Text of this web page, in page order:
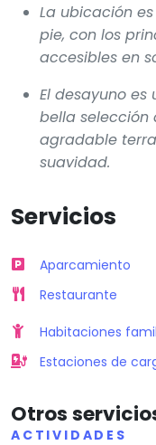
La ubicación
pie, con los
accesibles en
El desayuno
bella selección
agradable
suavidad.
Servicios
Aparcamiento
Restaurante
Habitaciones
Estaciones de
Otros
ACTIVIDADES